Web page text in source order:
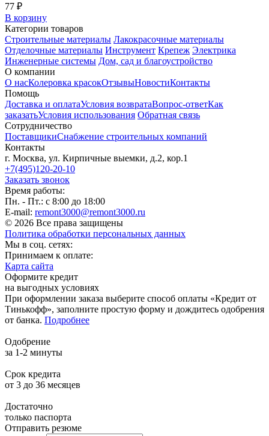
77 ₽
В корзину
Категории товаров
Строительные материалы Лакокрасочные материалы
Отделочные материалы Инструмент Крепеж Электрика
Инженерные системы Дом, сад и благоустройство
О компании
О насКолеровка красокОтзывыНовостиКонтакты
Помощь
Доставка и оплатаУсловия возвратаВопрос-ответКак
заказатьУсловия использования Обратная связь
Сотрудничество
ПоставщикиСнабжение строительных компаний
Контакты
г. Москва, ул. Кирпичные выемки, д.2, кор.1
+7(495)120-20-10
Заказать звонок
Время работы:
Пн. - Пт.: с 8:00 до 18:00
E-mail: remont3000@remont3000.ru
© 2026 Все права защищены
Политика обработки персональных данных
Мы в соц. сетях:
Принимаем к оплате:
Карта сайта
Оформите кредит
на выгодных условиях
При оформлении заказа выберите способ оплаты «Кредит от
Тинькофф», заполните простую форму и дождитесь одобрения
от банка. Подробнее
Одобрение
за 1-2 минуты
Срок кредита
от 3 до 36 месяцев
Достаточно
только паспорта
Отправить резюме